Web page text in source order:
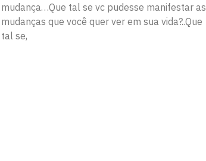
mudança…Que tal se vc pudesse manifestar as
mudanças que você quer ver em sua vida?..Que
tal se,